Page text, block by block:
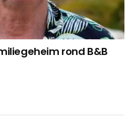
rond B&B